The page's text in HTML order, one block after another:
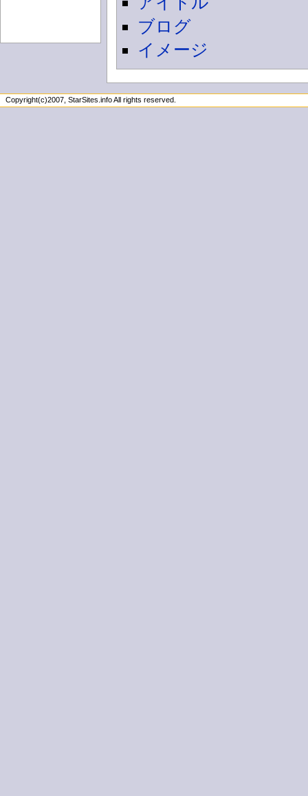
ブログ
イメージ
Copyright(c)2007, StarSites.info All rights reserved.